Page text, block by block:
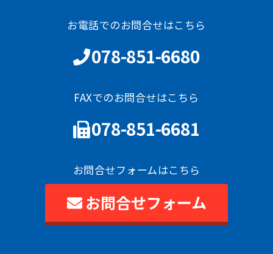
お電話でのお問合せはこちら
078-851-6680
FAXでのお問合せはこちら
078-851-6681
お問合せフォームはこちら
お問合せフォーム